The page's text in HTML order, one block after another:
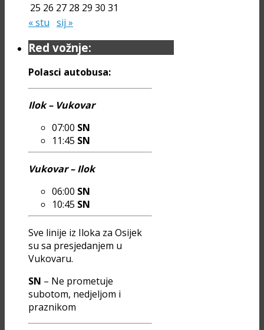
25 26 27 28 29 30 31
« stu sij »
Red vožnje:
Polasci autobusa:
Ilok – Vukovar
07:00 SN
11:45 SN
Vukovar – Ilok
06:00 SN
10:45 SN
Sve linije iz Iloka za Osijek
su sa presjedanjem u
Vukovaru.
SN – Ne prometuje
subotom, nedjeljom i
praznikom